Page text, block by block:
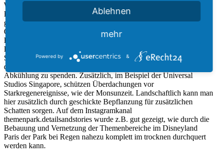
Wie so oft fängt vieles bei der Planung an. Hab ich in einem
Freizeitpark im Ruhrgebiet keinerlei Heizungen in die Gebäude
geplant, sollte man drüber stolpern und fragen dürfen: Warum?
Genau so wäre es, wenn man in südlicheren Ländern keine
Klimageräte einplant. Durch technische oder architektonische
Lösungen lässt sich hier viel auffangen. Wirft man einen Blick nach
Singapur oder Dubai sieht man, dass komplette Themenbereiche in
den Freizeitparks überdacht worden sind, um Schatten und
Abkühlung zu spenden. Zusätzlich, im Beispiel der Universal
Studios Singapore, schützen Überdachungen vor
Starkregenereignisse, wie der Monsunzeit. Landschaftlich kann man
hier zusätzlich durch geschickte Bepflanzung für zusätzlichen
Schatten sorgen. Auf dem Instagramkanal
themenpark.detailsandstories wurde z.B. gut gezeigt, wie durch die
Bebauung und Vernetzung der Themenbereiche im Disneyland
Paris der Park bei Regen nahezu komplett im trocknen durchquert
werden kann.
Ablehnen
mehr
Powered by &